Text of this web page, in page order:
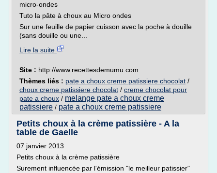
micro-ondes
Tuto la pâte à choux au Micro ondes
Sur une feuille de papier cuisson avec la poche à douille
(sans douille ou une...
Lire la suite
Site : http://www.recettesdemumu.com
Thèmes liés : pate a choux creme patissiere chocolat /
choux creme patissiere chocolat / creme chocolat pour
pate a choux / melange pate a choux creme
patissiere / pate a choux creme patissiere
Petits choux à la crème patissière - A la
table de Gaelle
07 janvier 2013
Petits choux à la crème patissière
Surement influencée par l'émission "le meilleur patissier"